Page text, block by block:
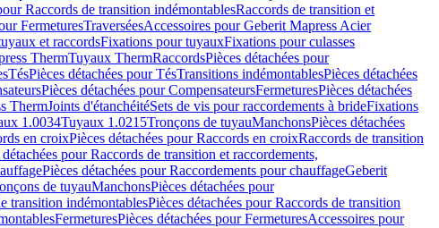
Raccords de transition indémontablesRaccords de transition et
FermeturesTraverséesAccessoires pour Geberit Mapress Acier
et raccordsFixations pour tuyauxFixations pour culasses
ThermTuyaux ThermRaccordsPièces détachées pour
TésPièces détachées pour TésTransitions indémontablesPièces détachées
Pièces détachées pour CompensateursFermeturesPièces détachées
ThermJoints d'étanchéitéSets de vis pour raccordements à brideFixations
1.0034Tuyaux 1.0215Tronçons de tuyauManchonsPièces détachées
en croixPièces détachées pour Raccords en croixRaccords de transition
détachées pour Raccords de transition et raccordements,
Pièces détachées pour Raccordements pour chauffageGeberit
de tuyauManchonsPièces détachées pour
transition indémontablesPièces détachées pour Raccords de transition
FermeturesPièces détachées pour FermeturesAccessoires pour